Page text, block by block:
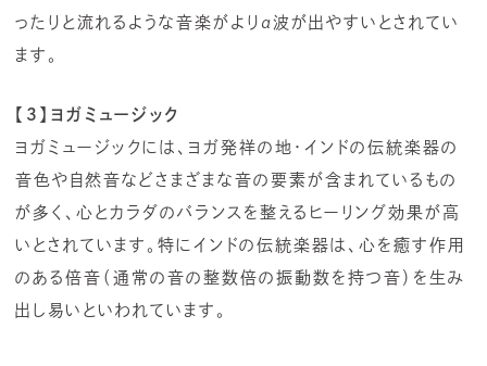
ったりと流れるような音楽がよりα波が出やすいとされてい
ます。
【3】ヨガミュージック
ヨガミュージックには、ヨガ発祥の地・インドの伝統楽器の
音色や自然音などさまざまな音の要素が含まれているもの
が多く、心とカラダのバランスを整えるヒーリング効果が高
いとされています。特にインドの伝統楽器は、心を癒す作用
のある倍音（通常の音の整数倍の振動数を持つ音）を生み
出し易いといわれています。